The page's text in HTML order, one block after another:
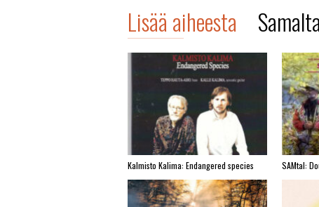
Lisää aiheesta
Kalmisto Kalima: Endangered species SAMtal: